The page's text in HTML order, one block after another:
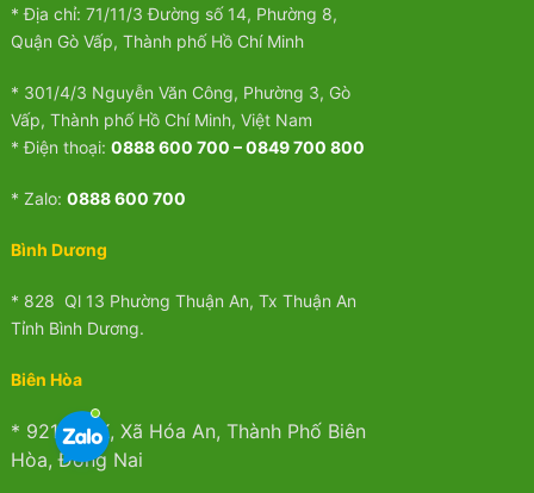
* Địa chỉ: 71/11/3 Đường số 14, Phường 8,
Quận Gò Vấp, Thành phố Hồ Chí Minh
* 301/4/3 Nguyễn Văn Công, Phường 3, Gò
Vấp, Thành phố Hồ Chí Minh, Việt Nam
* Điện thoại: 0888 600 700 – 0849 700 800
* Zalo: 0888 600 700
Bình Dương
* 828 Ql 13 Phường Thuận An, Tx Thuận An
Tỉnh Bình Dương.
Biên Hòa
* 921 Ql 1K, Xã Hóa An, Thành Phố Biên
Hòa, Đồng Nai